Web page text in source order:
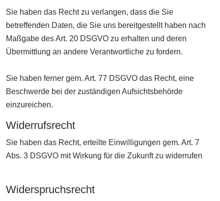
Sie haben das Recht zu verlangen, dass die Sie
betreffenden Daten, die Sie uns bereitgestellt haben nach
Maßgabe des Art. 20 DSGVO zu erhalten und deren
Übermittlung an andere Verantwortliche zu fordern.
Sie haben ferner gem. Art. 77 DSGVO das Recht, eine
Beschwerde bei der zuständigen Aufsichtsbehörde
einzureichen.
Widerrufsrecht
Sie haben das Recht, erteilte Einwilligungen gem. Art. 7
Abs. 3 DSGVO mit Wirkung für die Zukunft zu widerrufen
Widerspruchsrecht